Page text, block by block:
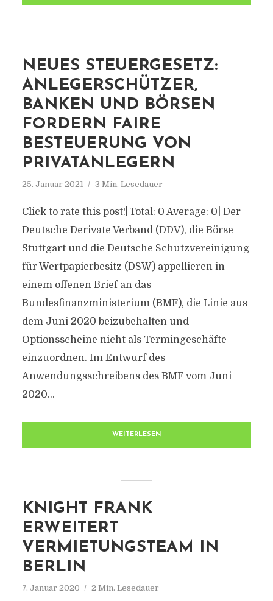
NEUES STEUERGESETZ:
ANLEGERSCHÜTZER,
BANKEN UND BÖRSEN
FORDERN FAIRE
BESTEUERUNG VON
PRIVATANLEGERN
25. Januar 2021 3 Min. Lesedauer
Click to rate this post![Total: 0 Average: 0] Der
Deutsche Derivate Verband (DDV), die Börse
Stuttgart und die Deutsche Schutzvereinigung
für Wertpapierbesitz (DSW) appellieren in
einem offenen Brief an das
Bundesfinanzministerium (BMF), die Linie aus
dem Juni 2020 beizubehalten und
Optionsscheine nicht als Termingeschäfte
einzuordnen. Im Entwurf des
Anwendungsschreibens des BMF vom Juni
2020...
WEITERLESEN
KNIGHT FRANK
ERWEITERT
VERMIETUNGSTEAM IN
BERLIN
7. Januar 2020 2 Min. Lesedauer